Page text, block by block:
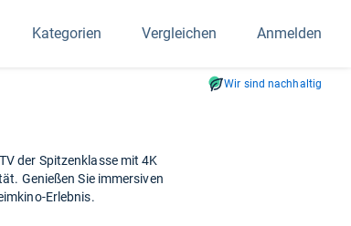
Kategorien Vergleichen Anmelden
Wir sind nachhaltig
der Spitzenklasse mit 4K
Genießen Sie immersiven
Erlebnis.